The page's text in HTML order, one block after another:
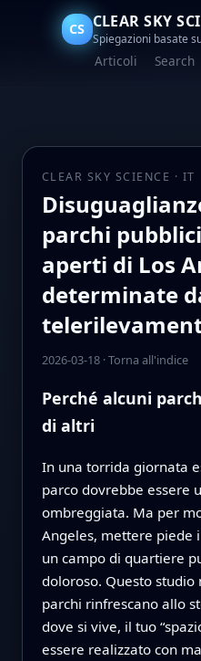
CS CLEAR SKY
Spiegazioni basate
Articoli Search
CLEAR SKY SCIENCE · IT
parchi
aperti di Los
determinate
2026-03-18·Torna all'indice
Perché alcuni
di altri
In una torrida giornata
parco dovrebbe essere
ombreggiata. Ma per
Angeles, mettere piede
un campo di quartiere
doloroso. Questo
parchi rinfrescano allo
dove si vive, il tuo
essere realizzato con